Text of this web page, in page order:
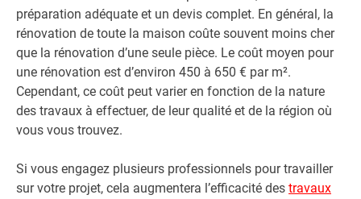
préparation adéquate et un devis complet. En général, la
rénovation de toute la maison coûte souvent moins cher
que la rénovation d’une seule pièce. Le coût moyen pour
une rénovation est d’environ 450 à 650 € par m².
Cependant, ce coût peut varier en fonction de la nature
des travaux à effectuer, de leur qualité et de la région où
vous vous trouvez.
Si vous engagez plusieurs professionnels pour travailler
sur votre projet, cela augmentera l’efficacité des travaux